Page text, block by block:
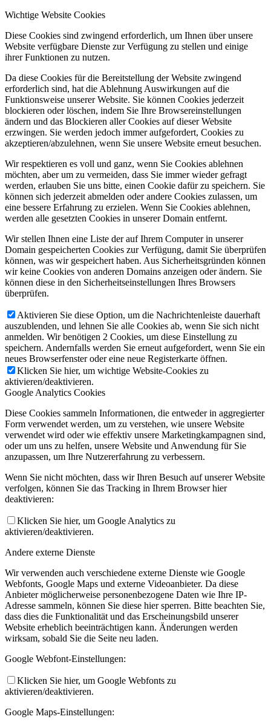
Wichtige Website Cookies
Diese Cookies sind zwingend erforderlich, um Ihnen über unsere
Website verfügbare Dienste zur Verfügung zu stellen und einige
ihrer Funktionen zu nutzen.
Da diese Cookies für die Bereitstellung der Website zwingend
erforderlich sind, hat die Ablehnung Auswirkungen auf die
Funktionsweise unserer Website. Sie können Cookies jederzeit
blockieren oder löschen, indem Sie Ihre Browsereinstellungen
ändern und das Blockieren aller Cookies auf dieser Website
erzwingen. Sie werden jedoch immer aufgefordert, Cookies zu
akzeptieren/abzulehnen, wenn Sie unsere Website erneut besuchen.
Wir respektieren es voll und ganz, wenn Sie Cookies ablehnen
möchten, aber um zu vermeiden, dass Sie immer wieder gefragt
werden, erlauben Sie uns bitte, einen Cookie dafür zu speichern. Sie
können sich jederzeit abmelden oder andere Cookies zulassen, um
eine bessere Erfahrung zu erzielen. Wenn Sie Cookies ablehnen,
werden alle gesetzten Cookies in unserer Domain entfernt.
Wir stellen Ihnen eine Liste der auf Ihrem Computer in unserer
Domain gespeicherten Cookies zur Verfügung, damit Sie überprüfen
können, was wir gespeichert haben. Aus Sicherheitsgründen können
wir keine Cookies von anderen Domains anzeigen oder ändern. Sie
können diese in den Sicherheitseinstellungen Ihres Browsers
überprüfen.
Aktivieren Sie diese Option, um die Nachrichtenleiste dauerhaft
auszublenden, und lehnen Sie alle Cookies ab, wenn Sie sich nicht
anmelden. Wir benötigen 2 Cookies, um diese Einstellung zu
speichern. Andernfalls werden Sie erneut aufgefordert, wenn Sie ein
neues Browserfenster oder eine neue Registerkarte öffnen.
Klicken Sie hier, um wichtige Website-Cookies zu
aktivieren/deaktivieren.
Google Analytics Cookies
Diese Cookies sammeln Informationen, die entweder in aggregierter
Form verwendet werden, um zu verstehen, wie unsere Website
verwendet wird oder wie effektiv unsere Marketingkampagnen sind,
oder um uns zu helfen, unsere Website und Anwendung für Sie
anzupassen, um Ihre Nutzererfahrung zu verbessern.
Wenn Sie nicht möchten, dass wir Ihren Besuch auf unserer Website
verfolgen, können Sie das Tracking in Ihrem Browser hier
deaktivieren:
Klicken Sie hier, um Google Analytics zu
aktivieren/deaktivieren.
Andere externe Dienste
Wir verwenden auch verschiedene externe Dienste wie Google
Webfonts, Google Maps und externe Videoanbieter. Da diese
Anbieter möglicherweise personenbezogene Daten wie Ihre IP-
Adresse sammeln, können Sie diese hier sperren. Bitte beachten Sie,
dass dies die Funktionalität und das Erscheinungsbild unserer
Website erheblich beeinträchtigen kann. Änderungen werden
wirksam, sobald Sie die Seite neu laden.
Google Webfont-Einstellungen:
Klicken Sie hier, um Google Webfonts zu
aktivieren/deaktivieren.
Google Maps-Einstellungen: